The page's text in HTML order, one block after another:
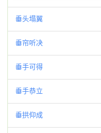
垂头塌翼
垂帘听决
垂手可得
垂手恭立
垂拱仰成